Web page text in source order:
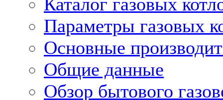
Параметры газовых
Основные
Общие данные
Обзор бытового